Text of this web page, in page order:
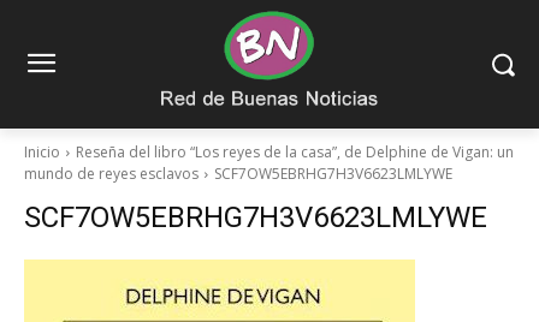
Inicio
Reseña del libro “Los reyes de la casa”, de Delphine de Vigan: un
mundo de reyes esclavos
SCF7OW5EBRHG7H3V6623LMLYWE
SCF7OW5EBRHG7H3V6623LMLYWE